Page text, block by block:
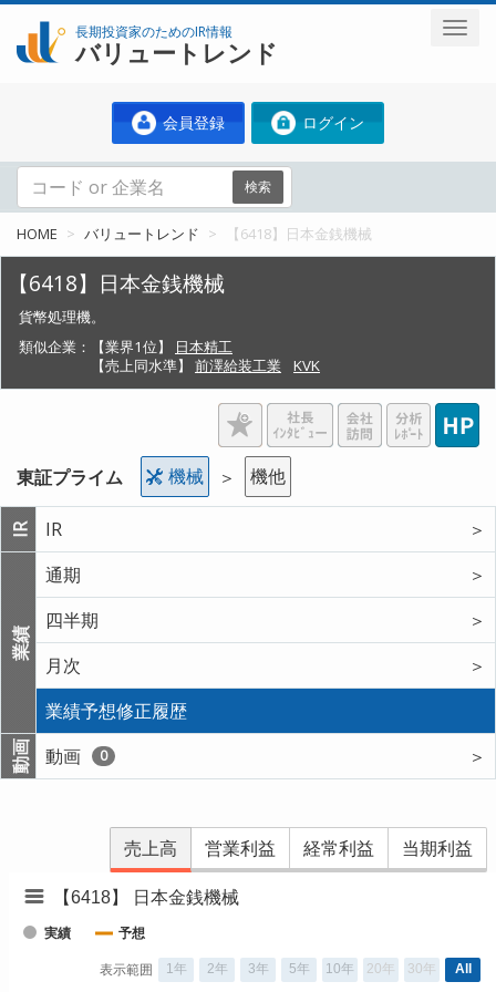
長期投資家のためのIR情報
バリュートレンド
会員登録 ログイン
検索
HOME バリュートレンド 【6418】日本金銭機械
【6418】日本金銭機械
貨幣処理機。
類似企業：
【業界1位】
日本精工
【売上同水準】
前澤給装工業 KVK
東証プライム 機械 ＞ 機他
IR IR ＞
業績
通期
＞
四半期
＞
月次
＞
業績予想修正履歴
動画 動画 0 ＞
売上高 営業利益 経常利益 当期利益
【6418】 日本金銭機械
表示範囲 1年 2年 3年 5年 10年 20年 30年 All
実績 予想